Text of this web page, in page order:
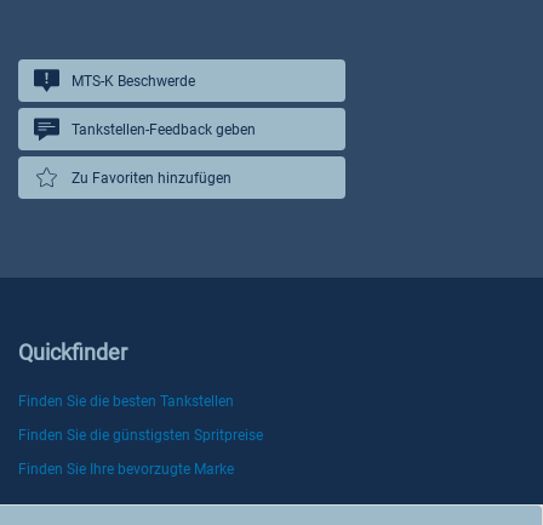
MTS-K Beschwerde
Tankstellen-Feedback geben
Zu Favoriten hinzufügen
Quickfinder
Finden Sie die besten Tankstellen
Finden Sie die günstigsten Spritpreise
Finden Sie Ihre bevorzugte Marke